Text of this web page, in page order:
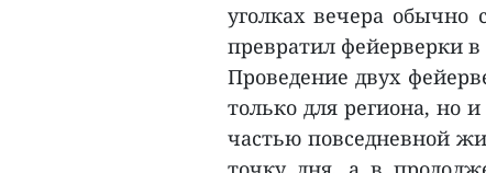
уголках вечера обычно
превратил фейерверки
Проведение двух
только для региона, но
частью повседневной